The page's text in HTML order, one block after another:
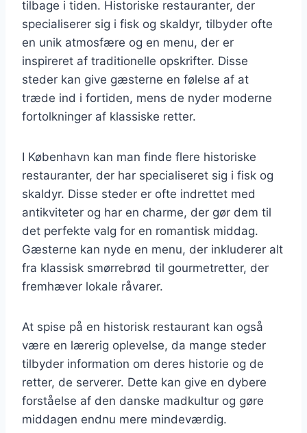
tilbage i tiden. Historiske restauranter, der
specialiserer sig i fisk og skaldyr, tilbyder ofte
en unik atmosfære og en menu, der er
inspireret af traditionelle opskrifter. Disse
steder kan give gæsterne en følelse af at
træde ind i fortiden, mens de nyder moderne
fortolkninger af klassiske retter.
I København kan man finde flere historiske
restauranter, der har specialiseret sig i fisk og
skaldyr. Disse steder er ofte indrettet med
antikviteter og har en charme, der gør dem til
det perfekte valg for en romantisk middag.
Gæsterne kan nyde en menu, der inkluderer alt
fra klassisk smørrebrød til gourmetretter, der
fremhæver lokale råvarer.
At spise på en historisk restaurant kan også
være en lærerig oplevelse, da mange steder
tilbyder information om deres historie og de
retter, de serverer. Dette kan give en dybere
forståelse af den danske madkultur og gøre
middagen endnu mere mindeværdig.